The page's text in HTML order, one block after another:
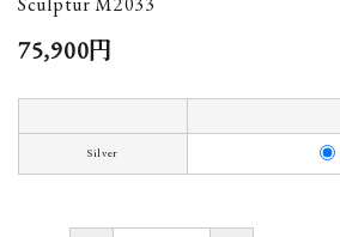
75,900円
Silver